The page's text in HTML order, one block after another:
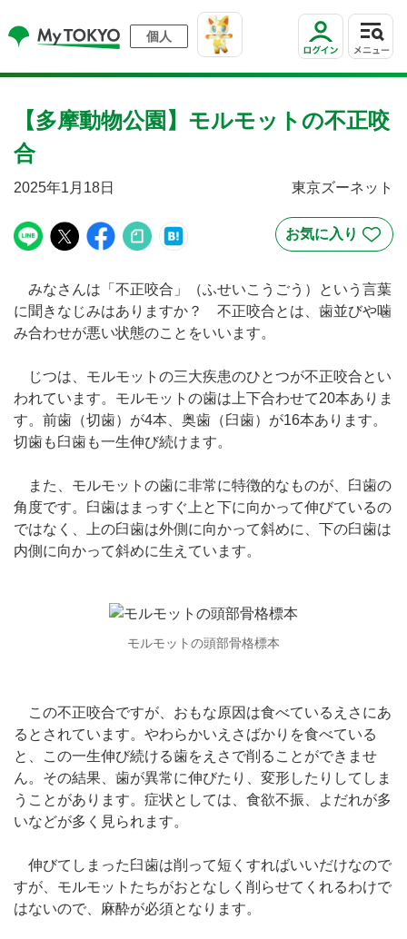
個人
【多摩動物公園】モルモットの不正咬
合
2025年1月18日 東京ズーネット
みなさんは「不正咬合」（ふせいこうごう）という言葉
に聞きなじみはありますか？ 不正咬合とは、歯並びや噛
み合わせが悪い状態のことをいいます。
じつは、モルモットの三大疾患のひとつが不正咬合とい
われています。モルモットの歯は上下合わせて20本ありま
す。前歯（切歯）が4本、奥歯（臼歯）が16本あります。
切歯も臼歯も一生伸び続けます。
また、モルモットの歯に非常に特徴的なものが、臼歯の
角度です。臼歯はまっすぐ上と下に向かって伸びているの
ではなく、上の臼歯は外側に向かって斜めに、下の臼歯は
内側に向かって斜めに生えています。
モルモットの頭部骨格標本
この不正咬合ですが、おもな原因は食べているえさにあ
るとされています。やわらかいえさばかりを食べている
と、この一生伸び続ける歯をえさで削ることができませ
ん。その結果、歯が異常に伸びたり、変形したりしてしま
うことがあります。症状としては、食欲不振、よだれが多
いなどが多く見られます。
伸びてしまった臼歯は削って短くすればいいだけなので
すが、モルモットたちがおとなしく削らせてくれるわけで
はないので、麻酔が必須となります。